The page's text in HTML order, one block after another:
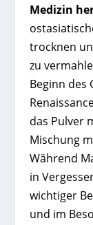
Medizin
trocknen
zu
Beginn des
das Pulver
Mischung
Während
in
wichtiger
und im